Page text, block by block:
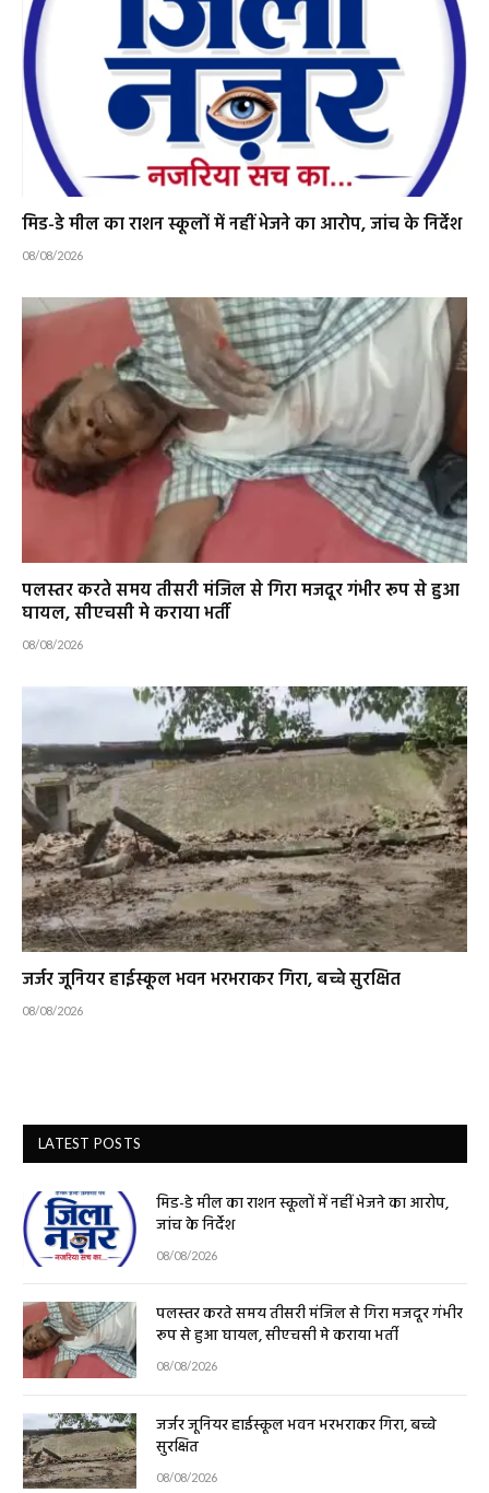
मिड-डे मील का राशन स्कूलों में नहीं भेजने का आरोप, जांच के निर्देश
08/08/2026
पलस्तर करते समय तीसरी मंजिल से गिरा मजदूर गंभीर रूप से हुआ
घायल, सीएचसी मे कराया भर्ती
08/08/2026
जर्जर जूनियर हाईस्कूल भवन भरभराकर गिरा, बच्चे सुरक्षित
08/08/2026
LATEST POSTS
मिड-डे मील का राशन स्कूलों में नहीं भेजने का आरोप,
जांच के निर्देश
08/08/2026
पलस्तर करते समय तीसरी मंजिल से गिरा मजदूर गंभीर
रूप से हुआ घायल, सीएचसी मे कराया भर्ती
08/08/2026
जर्जर जूनियर हाईस्कूल भवन भरभराकर गिरा, बच्चे
सुरक्षित
08/08/2026